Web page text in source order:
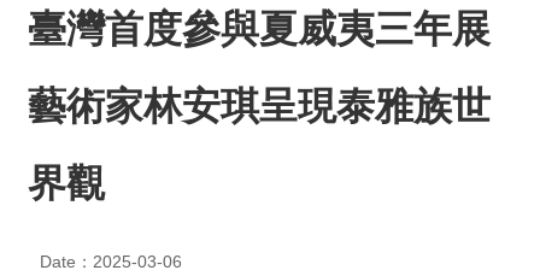
我
們
最
新
臺灣首度參與夏威夷三年展
藝術家林安琪呈現泰雅族世
界觀
Date：2025-03-06